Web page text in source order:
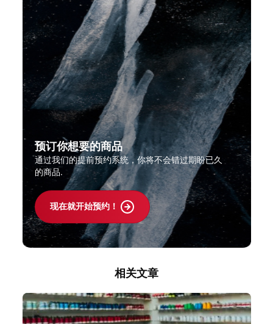
预订你想要的商品
通过我们的提前预约系统，你将不会错过期盼已久
的商品.
现在就开始预约！
相关文章